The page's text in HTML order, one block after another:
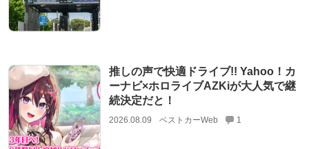
推しの声で快適ドライブ!! Yahoo！カ
ーナビ×ホロライブAZKiが大人気で継
続決定だと！
2026.08.09 ベストカーWeb 1